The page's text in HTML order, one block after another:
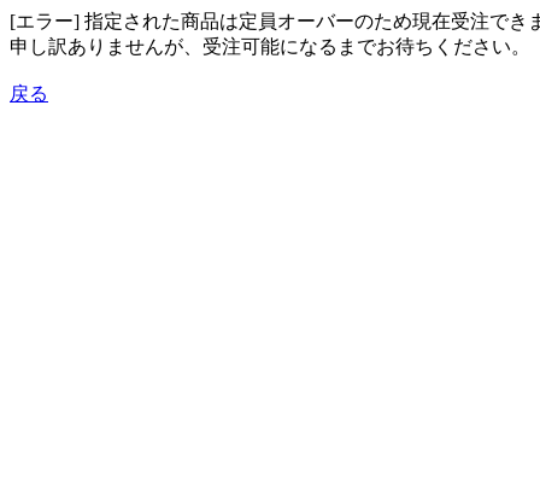
[エラー] 指定された商品は定員オーバーのため現在受注でき
申し訳ありませんが、受注可能になるまでお待ちください。
戻る